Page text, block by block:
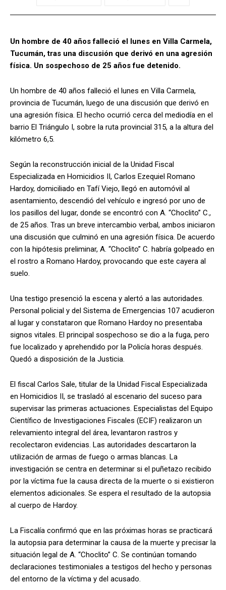
Un hombre de 40 años falleció el lunes en Villa Carmela,
Tucumán, tras una discusión que derivó en una agresión
física. Un sospechoso de 25 años fue detenido.
Un hombre de 40 años falleció el lunes en Villa Carmela,
provincia de Tucumán, luego de una discusión que derivó en
una agresión física. El hecho ocurrió cerca del mediodía en el
barrio El Triángulo I, sobre la ruta provincial 315, a la altura del
kilómetro 6,5.
Según la reconstrucción inicial de la Unidad Fiscal
Especializada en Homicidios II, Carlos Ezequiel Romano
Hardoy, domiciliado en Tafí Viejo, llegó en automóvil al
asentamiento, descendió del vehículo e ingresó por uno de
los pasillos del lugar, donde se encontró con A. “Choclito” C.,
de 25 años. Tras un breve intercambio verbal, ambos iniciaron
una discusión que culminó en una agresión física. De acuerdo
con la hipótesis preliminar, A. “Choclito” C. habría golpeado en
el rostro a Romano Hardoy, provocando que este cayera al
suelo.
Una testigo presenció la escena y alertó a las autoridades.
Personal policial y del Sistema de Emergencias 107 acudieron
al lugar y constataron que Romano Hardoy no presentaba
signos vitales. El principal sospechoso se dio a la fuga, pero
fue localizado y aprehendido por la Policía horas después.
Quedó a disposición de la Justicia.
El fiscal Carlos Sale, titular de la Unidad Fiscal Especializada
en Homicidios II, se trasladó al escenario del suceso para
supervisar las primeras actuaciones. Especialistas del Equipo
Científico de Investigaciones Fiscales (ECIF) realizaron un
relevamiento integral del área, levantaron rastros y
recolectaron evidencias. Las autoridades descartaron la
utilización de armas de fuego o armas blancas. La
investigación se centra en determinar si el puñetazo recibido
por la víctima fue la causa directa de la muerte o si existieron
elementos adicionales. Se espera el resultado de la autopsia
al cuerpo de Hardoy.
La Fiscalía confirmó que en las próximas horas se practicará
la autopsia para determinar la causa de la muerte y precisar la
situación legal de A. “Choclito” C. Se continúan tomando
declaraciones testimoniales a testigos del hecho y personas
del entorno de la víctima y del acusado.